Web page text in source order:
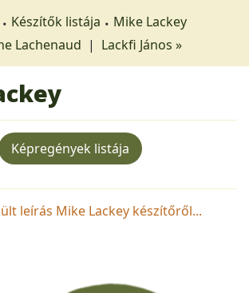
Készítők listája
Mike Lackey
Lachenaud | Lackfi János »
Képregények listája
leírás Mike Lackey készítőről...